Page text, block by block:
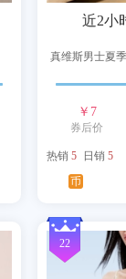
近2小
真维斯男士夏
￥ 7
券后价
热销 5 日销 5
币
22